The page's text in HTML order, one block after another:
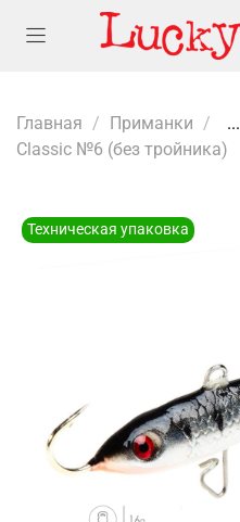
Главная Приманки
...
Classic №6 (без тройника)
Техническая упаковка